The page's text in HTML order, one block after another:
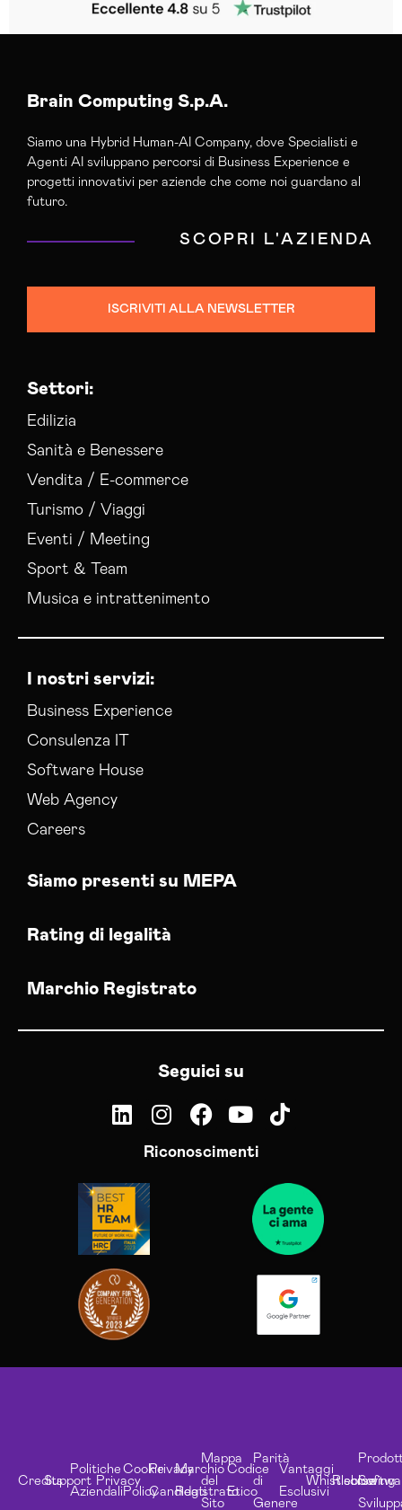
Brain Computing S.p.A.
Siamo una Hybrid Human-AI Company, dove Specialisti e
Agenti AI sviluppano percorsi di Business Experience e
progetti innovativi per aziende che come noi guardano al
futuro.
SCOPRI L'AZIENDA
ISCRIVITI ALLA NEWSLETTER
Settori:
Edilizia
Sanità e Benessere
Vendita / E-commerce
Turismo / Viaggi
Eventi / Meeting
Sport & Team
Musica e intrattenimento
I nostri servizi:
Business Experience
Consulenza IT
Software House
Web Agency
Careers
Siamo presenti su MEPA
Rating di legalità
Marchio Registrato
Seguici su
Riconoscimenti
CreditsSupport
Politiche
Aziendali
Privacy
Cookie
Policy
Privacy
Candidati
Marchio
Registrato
Mappa
del
Sito
Codice
Etico
Parità
di
Genere
Vantaggi
Esclusivi
Whistleblowing
Risorse